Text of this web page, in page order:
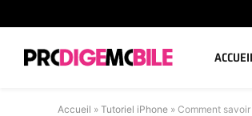
Accueil » Tutoriel iPhone » Comment